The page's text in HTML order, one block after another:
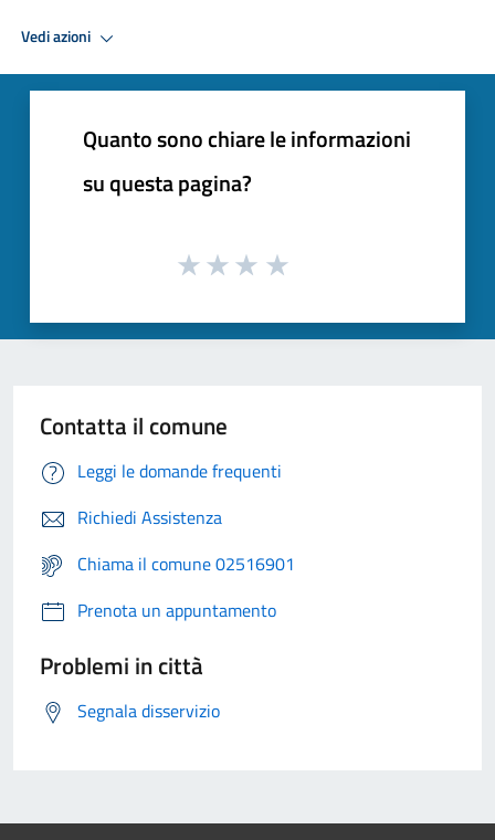
Vedi azioni
Quanto sono chiare le informazioni
su questa pagina?
Contatta il comune
Leggi le domande frequenti
Richiedi Assistenza
Chiama il comune 02516901
Prenota un appuntamento
Problemi in città
Segnala disservizio